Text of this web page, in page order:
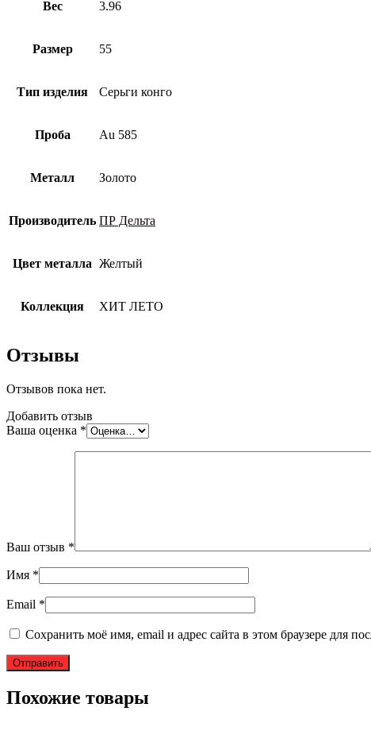
Вес 3.96
Размер 55
Тип изделия Серьги конго
Проба Au 585
Металл Золото
Производитель ПР Дельта
Цвет металла Желтый
Коллекция ХИТ ЛЕТО
Отзывы
Отзывов пока нет.
Добавить отзыв
Ваша оценка *
Ваш отзыв *
Имя *
Email *
Сохранить моё имя, email и адрес сайта в этом браузере для
Похожие товары